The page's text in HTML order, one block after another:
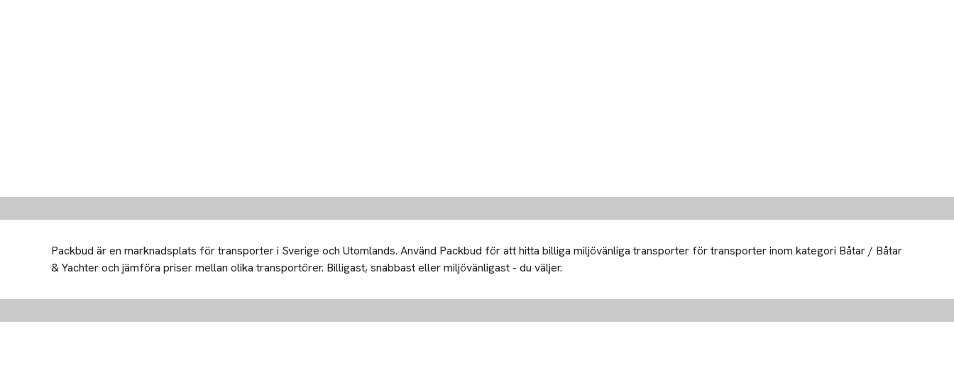
Packbud är en marknadsplats för transporter i Sverige och Utomlands. Använd Packbud för att hitta billiga miljövänliga transporter för transporter inom kategori Båtar / Båtar
& Yachter och jämföra priser mellan olika transportörer. Billigast, snabbast eller miljövänligast - du väljer.